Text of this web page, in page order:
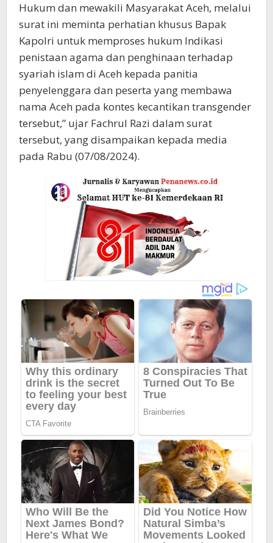
Hukum dan mewakili Masyarakat Aceh, melalui
surat ini meminta perhatian khusus Bapak
Kapolri untuk memproses hukum Indikasi
penistaan agama dan penghinaan terhadap
syariah islam di Aceh kepada panitia
penyelenggara dan peserta yang membawa
nama Aceh pada kontes kecantikan transgender
tersebut,” ujar Fachrul Razi dalam surat
tersebut, yang disampaikan kepada media
pada Rabu (07/08/2024).